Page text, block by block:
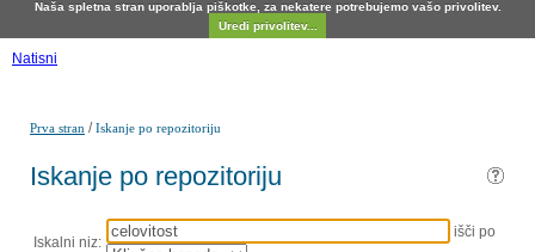
Naša spletna stran uporablja piškotke, za nekatere potrebujemo vašo privolitev.
Uredi privolitev...
Natisni
Prva stran /Iskanje po repozitoriju
Iskanje po repozitoriju
Iskalni niz:
išči po